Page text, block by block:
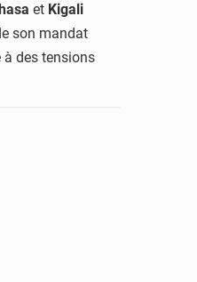
et Kigali
son mandat
des tensions